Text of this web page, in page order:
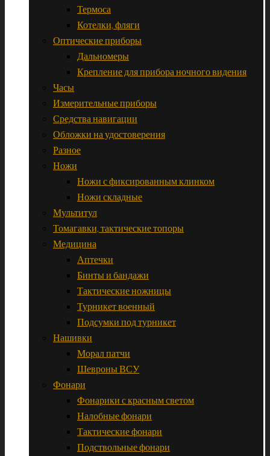
Термоса
Котелки, фляги
Оптические приборы
Дальномеры
Крепление для прибора ночного видения
Часы
Измерительные приборы
Средства навигации
Обложки на удостоверения
Разное
Ножи
Ножи с фиксированным клинком
Ножи складные
Мультитул
Томагавки, тактические топоры
Медицина
Аптечки
Бинты и бандажи
Тактические ножницы
Турникет военный
Подсумки под турникет
Нашивки
Морал патчи
Шевроны ВСУ
Фонари
Фонарики с красным светом
Налобные фонари
Тактические фонари
Подствольные фонари